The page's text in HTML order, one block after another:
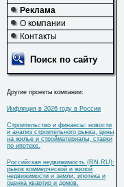
Реклама
О компании
Контакты
Поиск по сайту
Другие проекты компании:
Инфляция в 2026 году в России
Строительство и финансы: новости
и анализ строительного рынка, цены
на жилье и стройматериалы, ставки
по ипотеке.
Российская недвижимость (RN.RU):
рынок коммерческой и жилой
недвижимости и земли, ипотека и
оценка квартир и домов.